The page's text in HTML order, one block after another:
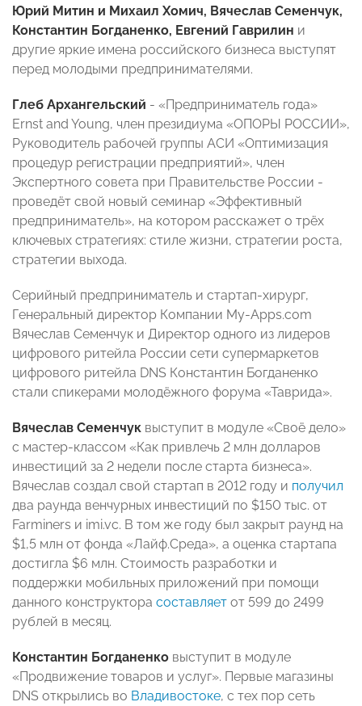
Юрий Митин и Михаил Хомич, Вячеслав Семенчук,
Константин Богданенко, Евгений Гаврилин и
другие яркие имена российского бизнеса выступят
перед молодыми предпринимателями.
Глеб Архангельский - «Предприниматель года»
Ernst and Young, член президиума «ОПОРЫ РОССИИ»,
Руководитель рабочей группы АСИ «Оптимизация
процедур регистрации предприятий», член
Экспертного совета при Правительстве России -
проведёт свой новый семинар «Эффективный
предприниматель», на котором расскажет о трёх
ключевых стратегиях: стиле жизни, стратегии роста,
стратегии выхода.
Серийный предприниматель и стартап-хирург,
Генеральный директор Компании My-Apps.com
Вячеслав Семенчук и Директор одного из лидеров
цифрового ритейла России сети супермаркетов
цифрового ритейла DNS Константин Богданенко
стали спикерами молодёжного форума «Таврида».
Вячеслав Семенчук выступит в модуле «Своё дело»
с мастер-классом «Как привлечь 2 млн долларов
инвестиций за 2 недели после старта бизнеса».
Вячеслав создал свой стартап в 2012 году и получил
два раунда венчурных инвестиций по $150 тыс. от
Farminers и imi.vc. В том же году был закрыт раунд на
$1,5 млн от фонда «Лайф.Среда», а оценка стартапа
достигла $6 млн. Стоимость разработки и
поддержки мобильных приложений при помощи
данного конструктора составляет от 599 до 2499
рублей в месяц.
Константин Богданенко выступит в модуле
«Продвижение товаров и услуг». Первые магазины
DNS открылись во Владивостоке, с тех пор сеть